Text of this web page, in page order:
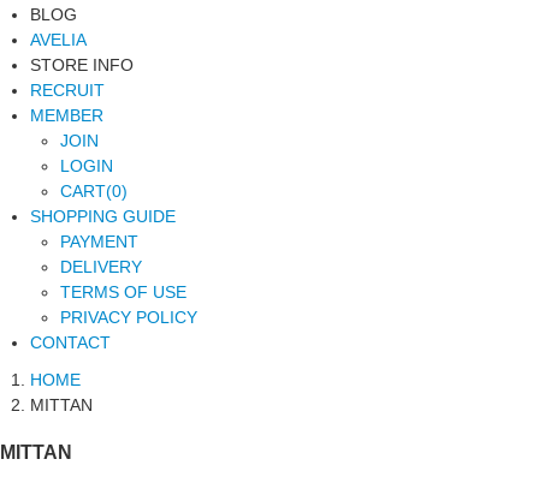
BLOG
AVELIA
STORE INFO
RECRUIT
MEMBER
JOIN
LOGIN
CART(0)
SHOPPING GUIDE
PAYMENT
DELIVERY
TERMS OF USE
PRIVACY POLICY
CONTACT
HOME
MITTAN
MITTAN